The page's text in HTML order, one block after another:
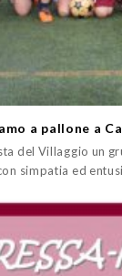
a pallone a
del Villaggio un
simpatia ed